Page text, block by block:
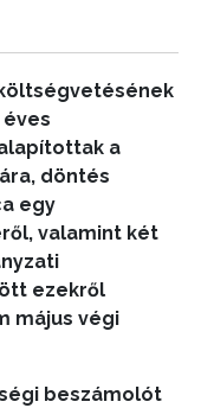
a
döntés
egy
valamint két
ezekről
május végi
beszámolót